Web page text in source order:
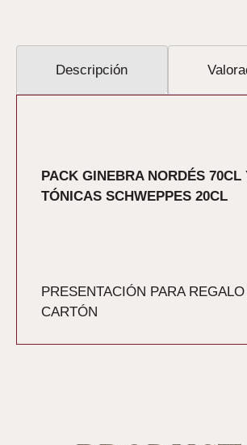
Descripción
PACK GINEBRA NORDÉS 70CL
TÓNICAS SCHWEPPES 20CL
PRESENTACIÓN PARA
CARTÓN